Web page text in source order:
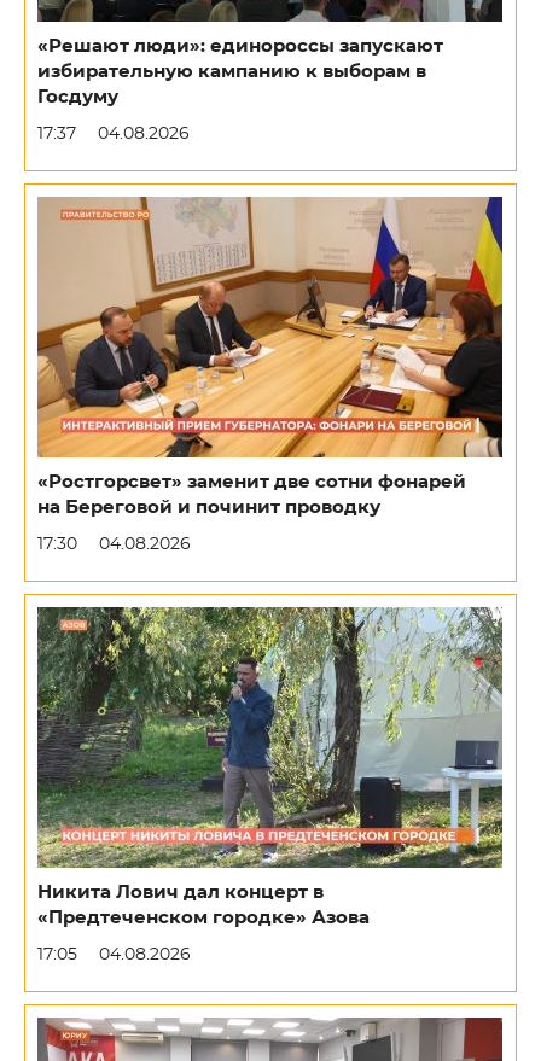
«Решают люди»: единороссы запускают
избирательную кампанию к выборам в
Госдуму
17:37 04.08.2026
«Ростгорсвет» заменит две сотни фонарей
на Береговой и починит проводку
17:30 04.08.2026
Никита Лович дал концерт в
«Предтеченском городке» Азова
17:05 04.08.2026